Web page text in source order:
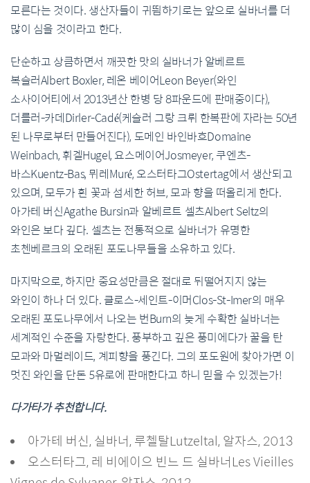
모른다는 것이다. 생산자들이 귀띔하기로는 앞으로 실바너를 더
많이 심을 것이라고 한다.
단순하고 상큼하면서 깨끗한 맛의 실바너가 알베르트
복슬러Albert Boxler, 레온 베이어Leon Beyer(와인
소사이어티에서 2013년산 한병 당 8파운드에 판매중이다),
더를러-카데Dirler-Cadé(케슬러 그랑 크뤼 한복판에 자라는 50년
된 나무로부터 만들어진다), 도메인 바인바흐Domaine
Weinbach, 휘겔Hugel, 요스메이어Josmeyer, 쿠엔츠-
바스Kuentz-Bas, 뮈레Muré, 오스터타그Ostertag에서 생산되고
있으며, 모두가 흰 꽃과 섬세한 허브, 모과 향을 떠올리게 한다.
아가테 버신Agathe Bursin과 알베르트 셀츠Albert Seltz의
와인은 보다 깊다. 셀츠는 전통적으로 실바너가 유명한
초첸베르크의 오래된 포도나무들을 소유하고 있다.
마지막으로, 하지만 중요성만큼은 절대로 뒤떨어지지 않는
와인이 하나 더 있다. 클로스-세인트-이머Clos-St-Imer의 매우
오래된 포도나무에서 나오는 번Burn의 늦게 수확한 실바너는
세계적인 수준을 자랑한다. 풍부하고 깊은 풍미에다가 꿀을 탄
모과와 마멀레이드, 계피향을 풍긴다. 그의 포도원에 찾아가면 이
멋진 와인을 단돈 5유로에 판매한다고 하니 믿을 수 있겠는가!
다가타가 추천합니다.
아가테 버신, 실바너, 루첼탈Lutzeltal, 알자스, 2013
오스터타그, 레 비에이으 빈느 드 실바너Les Vieilles